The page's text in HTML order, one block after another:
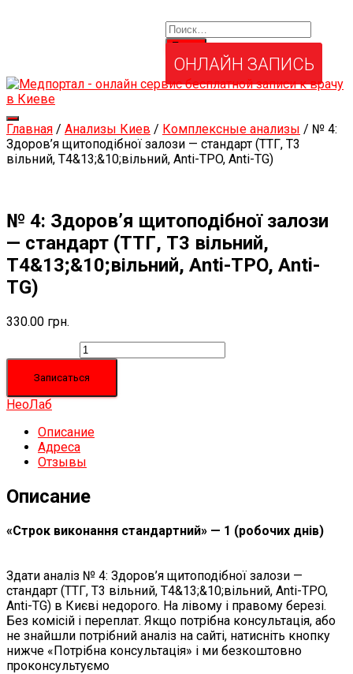
ОНЛАЙН ЗАПИСЬ
Переключить
навигацию
Главная / Анализы Киев / Комплексные анализы / № 4:
Здоров’я щитоподібної залози — стандарт (ТТГ, Т3
вільний, Т4&13;&10;вільний, Anti-TPO, Anti-TG)
№ 4: Здоров’я щитоподібної залози
— стандарт (ТТГ, Т3 вільний,
Т4&13;&10;вільний, Anti-TPO, Anti-
TG)
330.00 грн.
Записаться
НеоЛаб
Описание
Адреса
Отзывы
Описание
«Строк виконання стандартний» — 1 (робочих днів)
Здати аналіз № 4: Здоров’я щитоподібної залози —
стандарт (ТТГ, Т3 вільний, Т4&13;&10;вільний, Anti-TPO,
Anti-TG) в Києві недорого. На лівому і правому березі.
Без комісій і переплат. Якщо потрібна консультація, або
не знайшли потрібний аналіз на сайті, натисніть кнопку
нижче «Потрібна консультація» і ми безкоштовно
проконсультуємо